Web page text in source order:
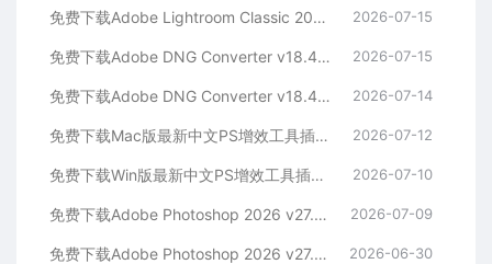
免费下载Adobe Lightroom Classic 2026 v15.4.1 for win多国语言版中文LrC软件激活安装包摄影后期照片图片编辑工具 2026-07-15
免费下载Adobe DNG Converter v18.4.1 for Mac多国语言中文版安装包图片RAW相机照片格式转换器Lrc数字负片PS插件软件工具 2026-07-15
免费下载Adobe DNG Converter v18.4.1 for Win多国语言中文版安装包图片RAW相机照片格式转换器Lrc数字负片PS插件软件工具 2026-07-14
免费下载Mac版最新中文PS增效工具插件Adobe Camera Raw 2026 ACR v18.4.1 摄影后期一键安装包预设Lrc照片文件文档格式打开处理编辑 2026-07-12
免费下载Win版最新中文PS增效工具插件Adobe Camera Raw 2026 ACR v18.4.1 摄影后期一键安装包预设Lrc照片文件文档格式打开处理编辑 2026-07-10
免费下载Adobe Photoshop 2026 v27.8.0.13 for MAC多国语言版正式中文最新PS软件激活一键安装包Ai智能修图设计师平面设计工具 2026-07-09
免费下载Adobe Photoshop 2026 v27.8.0.13 for win多国语言版正式中文最新PS软件激活一键安装包Ai智能修图设计师平面设计工具 2026-06-30